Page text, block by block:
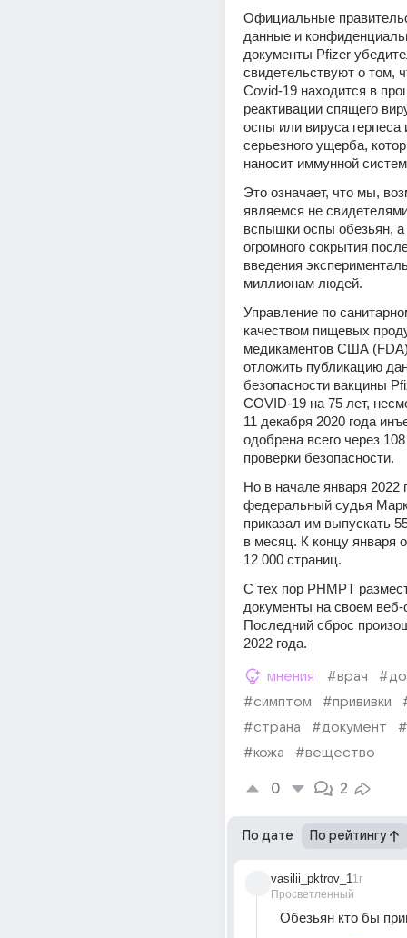
Официальные
данные и
документы Pfizer
свидетельствуют о том,
Covid-19 находится в
реактивации спящего
оспы или вируса герпеса
серьезного ущерба,
наносит иммунной
Это означает, что мы,
являемся не
вспышки оспы обезьян, а
огромного сокрытия
введения
миллионам людей.
Управление по
качеством пищевых
медикаментов США
отложить публикацию
безопасности вакцины
COVID-19 на 75 лет,
11 декабря 2020 года
одобрена всего через
проверки безопасности.
Но в начале января 2022
федеральный судья
приказал им выпускать
в месяц. К концу января
12 000 страниц.
С тех пор PHMPT
документы на своем веб-
Последний сброс
2022 года.
мнения #врач
#симптом
#прививки
#страна
#документ
#кожа
#вещество
0 2
По дате По рейтингу
vasilii_pktrov_1
Просветленный
1г
Обезьян кто бы